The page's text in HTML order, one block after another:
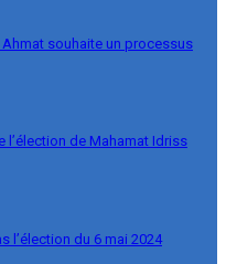
souhaite un processus
l’élection de Mahamat Idriss
l’élection du 6 mai 2024